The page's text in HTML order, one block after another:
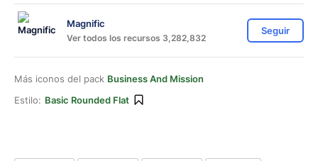
Magnific
Ver todos los recursos 3,282,832
Seguir
Más iconos del pack Business And Mission
Estilo: Basic Rounded Flat